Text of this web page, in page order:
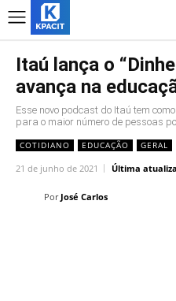
Itaú lança o
avança na
Esse novo podcast do Itaú tem
para o maior número de pessoas
COTIDIANO EDUCAÇÃO GERAL
21 de junho de 2021 Última
Por José Carlos